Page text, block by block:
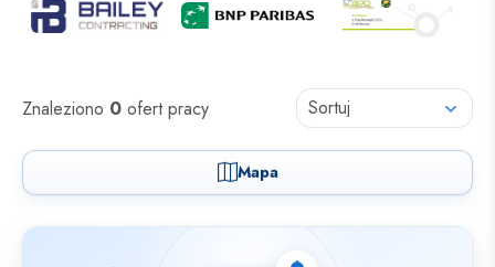
Oferty pracy
Znaleziono 0 ofert pracy Sortuj
Mapa
Nie znaleziono ofert spełniających wybrane kryteria.